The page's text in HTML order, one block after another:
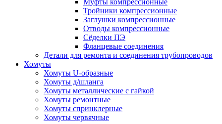
Муфты компрессионные
Тройники компрессионные
Заглушки компрессионные
Отводы компрессионные
Сёделки ПЭ
Фланцевые соединения
Детали для ремонта и соединения трубопроводов
Хомуты
Хомуты U-образные
Хомуты д/шланга
Хомуты металлические с гайкой
Хомуты ремонтные
Хомуты спринклерные
Хомуты червячные